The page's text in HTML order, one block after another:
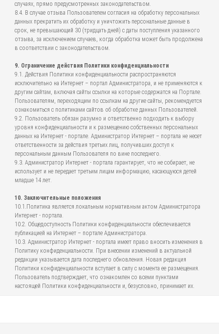
случаях, прямо предусмотренных законодательством.
8.4. В случае отзыва Пользователем согласия на обработку персональных
данных прекратить их обработку и уничтожить персональные данные в
срок, не превышающий 30 (тридцать дней) с даты поступления указанного
отзыва, за исключением случаев, когда обработка может быть продолжена
в соответствии с законодательством.
9. Ограничение действия Политики конфиденциальности
9.1. Действия Политики конфиденциальности распространяются
исключительно на Интернет – портал Администратора, и не применяются к
другим сайтам, включая сайты ссылки на которые содержатся на Портале.
Пользователям, переходящим по ссылкам на другие сайты, рекомендуется
ознакомиться с политиками сайтов об обработке данных Пользователей.
9.2. Пользователь обязан разумно и ответственно подходить к выбору
уровня конфиденциальности и к размещению собственных персональных
данных на Интернет - портале. Администратор Интернет – портала не несет
ответственности за действия третьих лиц, получивших доступ к
персональным данным Пользователя по вине последнего.
9.3. Администратор Интернет - портала гарантирует, что не собирает, не
использует и не передает третьим лицам информацию, касающуюся детей
младше 14 лет.
10. Заключительные положения
10.1.Политика является локальным нормативным актом Администратора
Интернет - портала.
10.2. Общедоступность Политики конфиденциальности обеспечивается
публикацией на Интернет – портале Администратора.
10.3. Администратор Интернет - портала имеет право вносить изменения в
Политику конфиденциальности. При внесении изменений в актуальной
редакции указывается дата последнего обновления. Новая редакция
Политики конфиденциальности вступает в силу с момента ее размещения.
Пользователь подтверждает, что ознакомлен со всеми пунктами
настоящей Политики конфиденциальности и, безусловно, принимает их.